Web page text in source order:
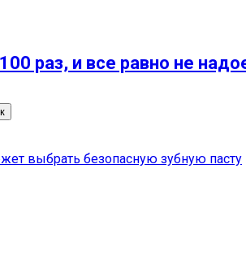
раз, и все равно не
выбрать безопасную зубную пасту